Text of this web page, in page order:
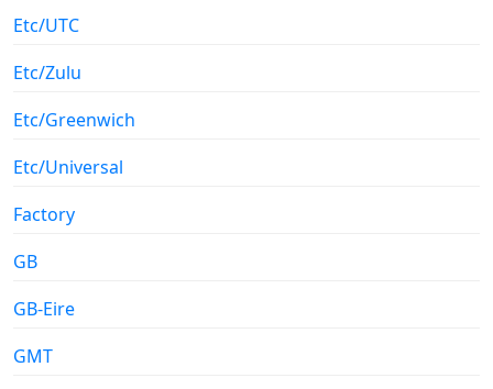
Etc/UTC
Etc/Zulu
Etc/Greenwich
Etc/Universal
Factory
GB
GB-Eire
GMT